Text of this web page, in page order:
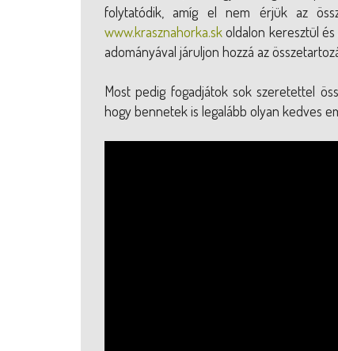
folytatódik, amíg el nem érjük az
www.krasznahorka.skoldalon keresztül
adományával járuljon hozzá az
Most pedig fogadjátok sok szeretettel
hogy bennetek is legalább olyan kedves